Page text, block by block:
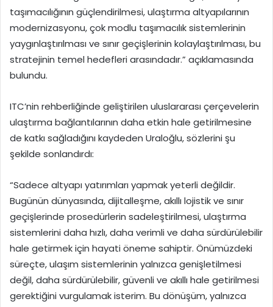
taşımacılığının güçlendirilmesi, ulaştırma altyapılarının
modernizasyonu, çok modlu taşımacılık sistemlerinin
yaygınlaştırılması ve sınır geçişlerinin kolaylaştırılması, bu
stratejinin temel hedefleri arasındadır.” açıklamasında
bulundu.
ITC’nin rehberliğinde geliştirilen uluslararası çerçevelerin
ulaştırma bağlantılarının daha etkin hale getirilmesine
de katkı sağladığını kaydeden Uraloğlu, sözlerini şu
şekilde sonlandırdı:
“Sadece altyapı yatırımları yapmak yeterli değildir.
Bugünün dünyasında, dijitalleşme, akıllı lojistik ve sınır
geçişlerinde prosedürlerin sadeleştirilmesi, ulaştırma
sistemlerini daha hızlı, daha verimli ve daha sürdürülebilir
hale getirmek için hayati öneme sahiptir. Önümüzdeki
süreçte, ulaşım sistemlerinin yalnızca genişletilmesi
değil, daha sürdürülebilir, güvenli ve akıllı hale getirilmesi
gerektiğini vurgulamak isterim. Bu dönüşüm, yalnızca